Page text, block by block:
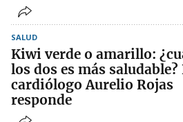
SALUD
Kiwi verde o amarillo:
los dos es más saludable?
cardiólogo Aurelio Rojas
responde